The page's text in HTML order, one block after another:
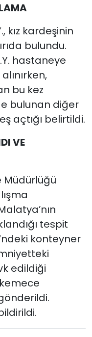
kız kardeşinin
bulundu.
hastaneye
bu kez
bulunan diğer
açtığı belirtildi.
VE
Müdürlüğü
tespit
konteyner
edildiği